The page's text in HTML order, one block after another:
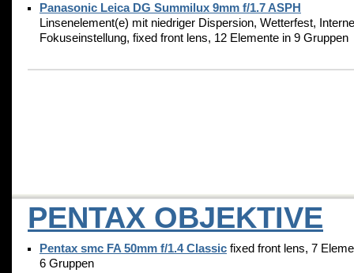
Panasonic Leica DG Summilux 9mm f/1.7 ASPH
Linsenelement(e) mit niedriger Dispersion, Wetterfest, Interne
Fokuseinstellung, fixed front lens, 12 Elemente in 9 Gruppen
PENTAX OBJEKTIVE
Pentax smc FA 50mm f/1.4 Classic fixed front lens, 7
6 Gruppen